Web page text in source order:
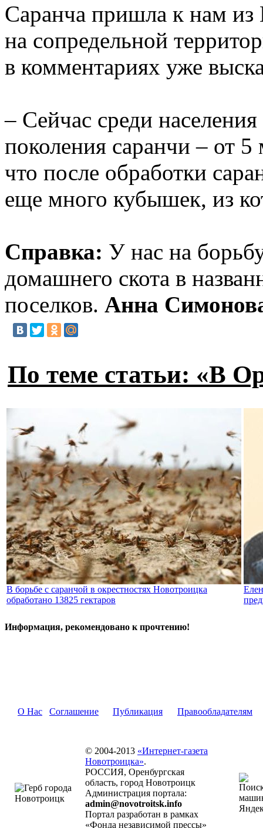
Саранча пришла к нам из
на сопредельной
в комментариях уже
– Сейчас среди
поколения саранчи – от
что после обработки
еще много кубышек, из
Справка: У нас на
домашнего скота в
поселков. Анна
По теме статьи: «В
В борьбе с саранчой в окрестностях Новотроицка
обработано 13825 гектаров
Информация, рекомендовано к прочтению!
О Нас Соглашение Публикация Правообладателям
© 2004-2013 «Интернет-газета
Новотроицка».
РОССИЯ, Оренбургская
область, город Новотроицк
Администрация портала:
admin@novotroitsk.info
Портал разработан в рамках
«Фонда независимой прессы»